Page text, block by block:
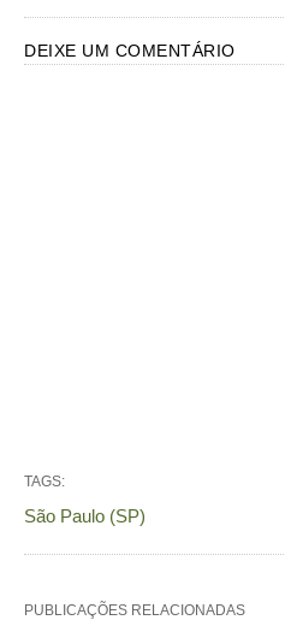
DEIXE UM COMENTÁRIO
TAGS:
São Paulo (SP)
PUBLICAÇÕES RELACIONADAS